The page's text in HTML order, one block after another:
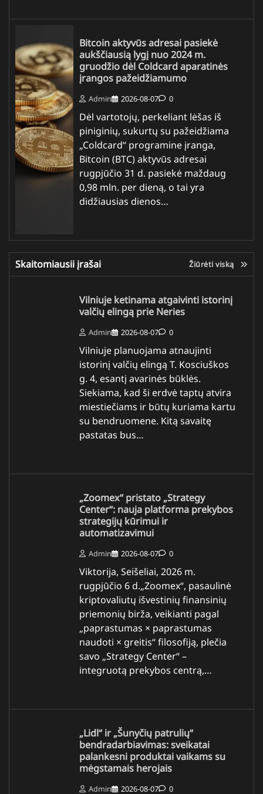
Bitcoin aktyvūs adresai pasiekė
aukščiausią lygį nuo 2024 m.
gruodžio dėl Coldcard aparatinės
įrangos pažeidžiamumo
Admin 2026-08-07 0
Dėl vartotojų, perkeliant lėšas iš
piniginių, sukurtų su pažeidžiama
„Coldcard“ programine įranga,
Bitcoin (BTC) aktyvūs adresai
rugpjūčio 31 d. pasiekė maždaug
0,98 mln. per dieną, o tai yra
didžiausias dienos…
Skaitomiausii įrašai Žiūrėti viską
Vilniuje ketinama atgaivinti istorinį
valčių elingą prie Neries
Admin 2026-08-07 0
Vilniuje planuojama atnaujinti
istorinį valčių elingą T. Kosciuškos
g. 4, esantį avarinės būklės.
Siekiama, kad ši erdvė taptų atvira
miestiečiams ir būtų kuriama kartu
su bendruomene. Kitą savaitę
pastatas bus…
„Zoomex“ pristato „Strategy
Center“: nauja platforma prekybos
strategijų kūrimui ir
automatizavimui
Admin 2026-08-07 0
Viktorija, Seišeliai, 2026 m.
rugpjūčio 6 d.„Zoomex“, pasaulinė
kriptovaliutų išvestinių finansinių
priemonių birža, veikianti pagal
„paprastumas × paprastumas
naudoti × greitis“ filosofiją, plečia
savo „Strategy Center“ –
integruotą prekybos centrą,…
„Lidl“ ir „Šunyčių patrulių“
bendradarbiavimas: sveikatai
palankesni produktai vaikams su
mėgstamais herojais
Admin 2026-08-07 0